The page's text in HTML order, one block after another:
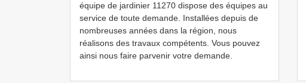
équipe de jardinier 11270 dispose des équipes au
service de toute demande. Installées depuis de
nombreuses années dans la région, nous
réalisons des travaux compétents. Vous pouvez
ainsi nous faire parvenir votre demande.